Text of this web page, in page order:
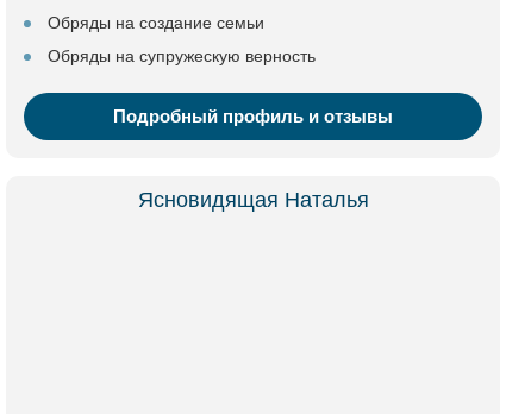
Обряды на создание семьи
Обряды на супружескую верность
Подробный профиль и отзывы
Ясновидящая Наталья